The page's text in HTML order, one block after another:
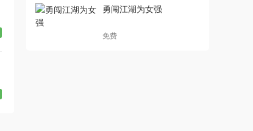
勇闯江湖为女强
免费